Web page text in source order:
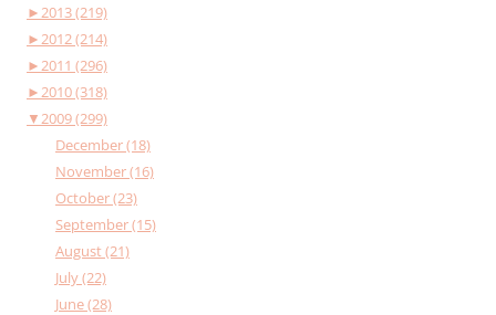
►2013 (219)
►2012 (214)
►2011 (296)
►2010 (318)
▼2009 (299)
December (18)
November (16)
October (23)
September (15)
August (21)
July (22)
June (28)